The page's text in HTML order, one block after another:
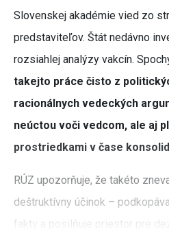
Slovenskej akadémie vied zo
predstaviteľov. Štát nedávno
rozsiahlej analýzy vakcín.
takejto práce čisto z
racionálnych vedeckých
neúctou voči vedcom, ale aj
prostriedkami v čase
RÚZ upozorňuje, že takéto
deštruktívny účinok –
fakty a posilňuje priestor pre